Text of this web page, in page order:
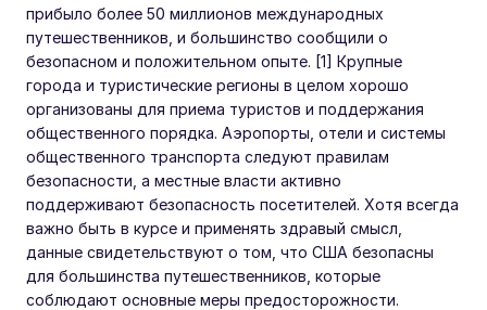
прибыло более 50 миллионов международных
путешественников, и большинство сообщили о
безопасном и положительном опыте. [1] Крупные
города и туристические регионы в целом хорошо
организованы для приема туристов и поддержания
общественного порядка. Аэропорты, отели и системы
общественного транспорта следуют правилам
безопасности, а местные власти активно
поддерживают безопасность посетителей. Хотя всегда
важно быть в курсе и применять здравый смысл,
данные свидетельствуют о том, что США безопасны
для большинства путешественников, которые
соблюдают основные меры предосторожности.